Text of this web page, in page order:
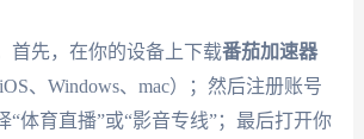
首先，在你的设备上下载番茄加速器
、Windows、mac）；然后注册账号
“体育直播”或“影音专线”；最后打开你